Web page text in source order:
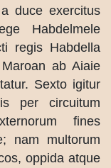
duce exercitus
Habdelmele
regis Habdella
ab Aiaie
Sexto igitur
per circuitum
fines
nam multorum
oppida atque